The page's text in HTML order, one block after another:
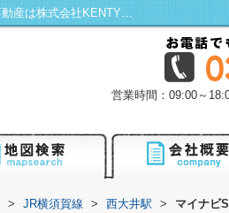
マイナビSTAYミライエ西大井（ルーブル西大井）／蒲田・大田区エリアの不動産は株式会社KENTY不動産蒲田本店にお任せ！
営業時間：09:00～
> JR横須賀線 > 西大井駅 > マイナビ